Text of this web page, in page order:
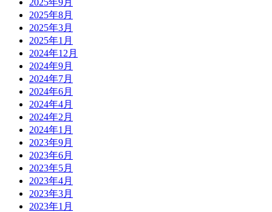
2025年8月
2025年3月
2025年1月
2024年12月
2024年9月
2024年7月
2024年6月
2024年4月
2024年2月
2024年1月
2023年9月
2023年6月
2023年5月
2023年4月
2023年3月
2023年1月